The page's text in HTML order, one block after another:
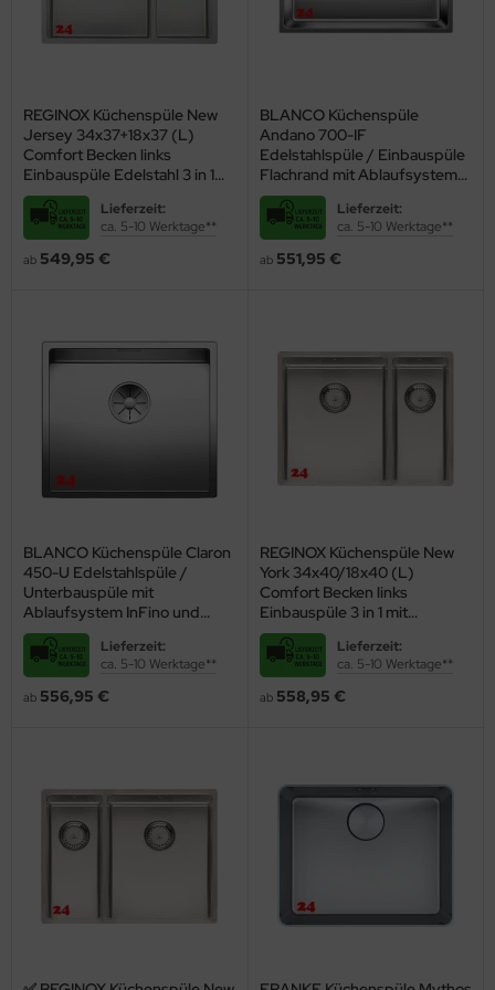
eine besondere Vielfalt - mit Sicherheit ist die passende
Edelstahlspüle dabei!
nützliche Ausstattung:
zwei Hahnlöcher
Drehexcenter zum bequemen Öffnen und Schließen des
Abflusses
patentierter INTEGRAL-Ablauf gegen Ablagerungen und
integrierte Resteschale
Kinderleichter
Einbau und
Pflege dank
Edelstahl
REGINOX Küchenspüle New
Jersey 34x37+18x37 (L)
Comfort Becken links
Einbauspüle Edelstahl 3 in 1
mit Siebkorb als Stopfenventil
Lieferzeit:
ca. 5-10 Werktage**
ab 549,95 €
BLANCO Küchenspüle
Andano 700-IF
Edelstahlspüle / Einbauspüle
Flachrand mit Ablaufsystem
InFino und Handbetätigung
Lieferzeit:
ca. 5-10 Werktage**
ab 551,95 €
BLANCO Küchenspüle Claron
450-U Edelstahlspüle /
Unterbauspüle mit
Ablaufsystem InFino und
Handbetätigung
Lieferzeit:
ca. 5-10 Werktage**
ab 556,95 €
REGINOX Küchenspüle New
York 34x40/18x40 (L)
Comfort Becken links
Einbauspüle 3 in 1 mit
Flachrand Siebkorb als
StopfenventilLieferzeit:
ca. 5-10 Werktage**
ab 558,95 €